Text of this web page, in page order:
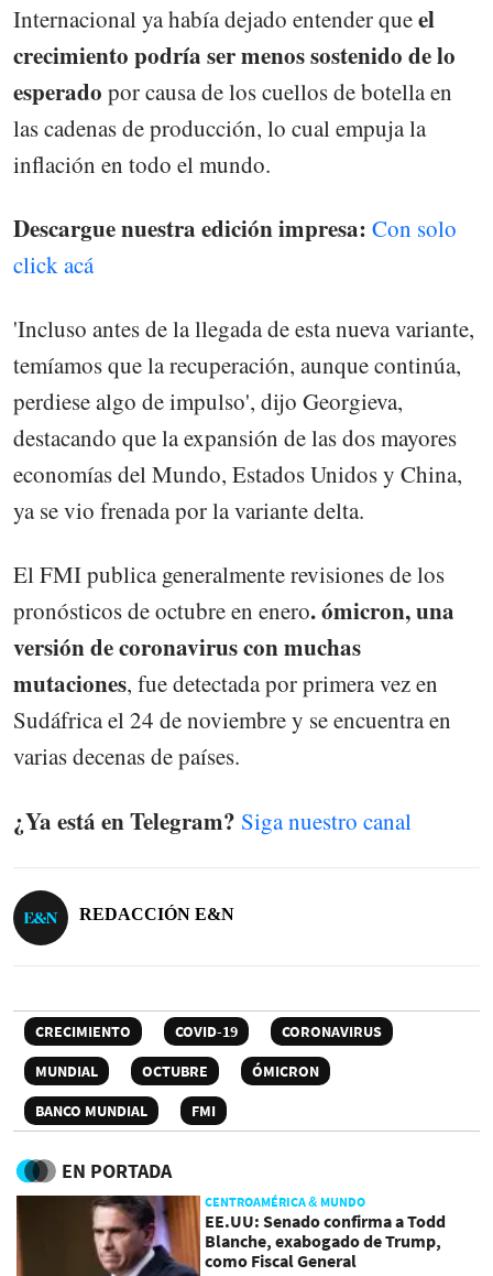
Internacional ya había dejado entender queel
crecimiento podría ser menos sostenido de lo
esperado por causa de los cuellos de botella en
las cadenas de producción, lo cual empuja la
inflación en todo el mundo.
Descargue nuestra edición impresa: Con solo
click acá
'Incluso antes de la llegada de esta nueva variante,
temíamos que la recuperación, aunque continúa,
perdiese algo de impulso', dijo Georgieva,
destacando que la expansión de las dos mayores
economías del Mundo, Estados Unidos y China,
ya se vio frenada por la variante delta.
El FMI publica generalmente revisiones de los
pronósticos de octubre en enero. ómicron, una
versión de coronavirus con muchas
mutaciones, fue detectada por primera vez en
Sudáfrica el 24 de noviembre y se encuentra en
varias decenas de países.
¿Ya está en Telegram? Siga nuestro canal
REDACCIÓN E&N
CRECIMIENTO COVID-19
CORONAVIRUS
MUNDIAL
OCTUBRE
ÓMICRON
BANCO MUNDIAL
FMI
EN PORTADA
CENTROAMÉRICA & MUNDO
EE.UU: Senado confirma a Todd
Blanche, exabogado de Trump,
como Fiscal General